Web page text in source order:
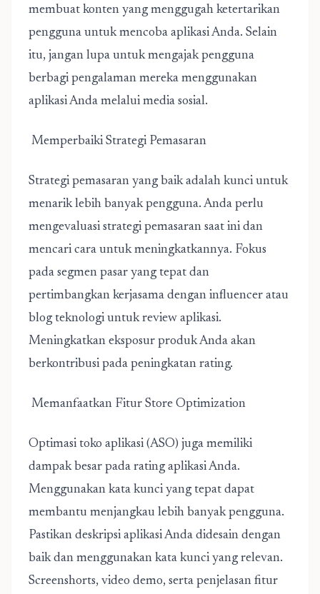
membuat konten yang menggugah ketertarikan
pengguna untuk mencoba aplikasi Anda. Selain
itu, jangan lupa untuk mengajak pengguna
berbagi pengalaman mereka menggunakan
aplikasi Anda melalui media sosial.
Memperbaiki Strategi Pemasaran
Strategi pemasaran yang baik adalah kunci untuk
menarik lebih banyak pengguna. Anda perlu
mengevaluasi strategi pemasaran saat ini dan
mencari cara untuk meningkatkannya. Fokus
pada segmen pasar yang tepat dan
pertimbangkan kerjasama dengan influencer atau
blog teknologi untuk review aplikasi.
Meningkatkan eksposur produk Anda akan
berkontribusi pada peningkatan rating.
Memanfaatkan Fitur Store Optimization
Optimasi toko aplikasi (ASO) juga memiliki
dampak besar pada rating aplikasi Anda.
Menggunakan kata kunci yang tepat dapat
membantu menjangkau lebih banyak pengguna.
Pastikan deskripsi aplikasi Anda didesain dengan
baik dan menggunakan kata kunci yang relevan.
Screenshorts, video demo, serta penjelasan fitur